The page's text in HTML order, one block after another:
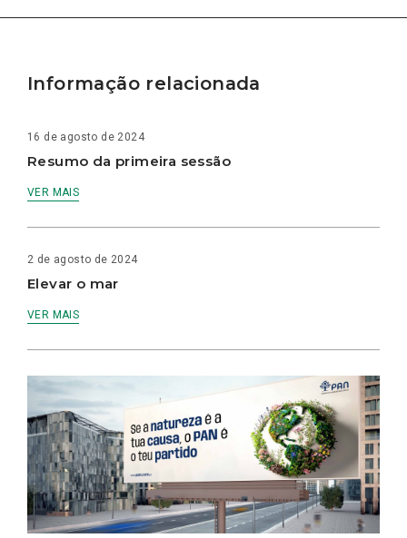
Informação relacionada
16 de agosto de 2024
Resumo da primeira sessão
VER MAIS
2 de agosto de 2024
Elevar o mar
VER MAIS